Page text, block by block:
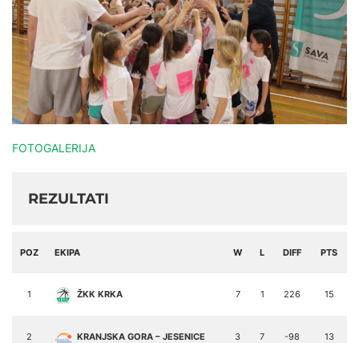
FOTOGALERIJA
REZULTATI
POZ EKIPA W L DIFF PTS
1 ŽKK KRKA 7 1 226 15
2 KRANJSKA GORA – JESENICE 3 7 -98 13